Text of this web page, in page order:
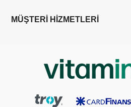
MÜŞTERİ HİZMETLERİ